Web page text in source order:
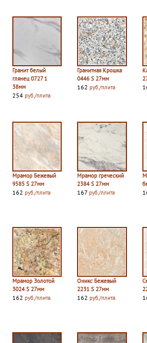
Гранит белый
глянец 0727 1
38мм
254 руб./плита
Гранитная Крошка
0446 S 27мм
162руб./плита
Мрамор Бежевый
9585 S 27мм
162 руб./плита
Мрамор греческий
2384 S 27мм
167руб./плита
Мрамор Золотой
3024 S 27мм
162 руб./плита
Оникс Бежевый
2231 S 27мм
162руб./плита